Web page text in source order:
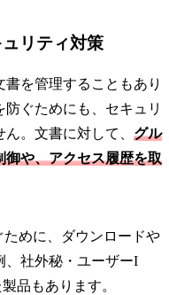
リティ対策
を管理することもあり
ぐためにも、セキュリ
。文書に対して、 グル
御や、アクセス履歴を取
めに、ダウンロードや
、社外秘・ユーザーI
品もあります。